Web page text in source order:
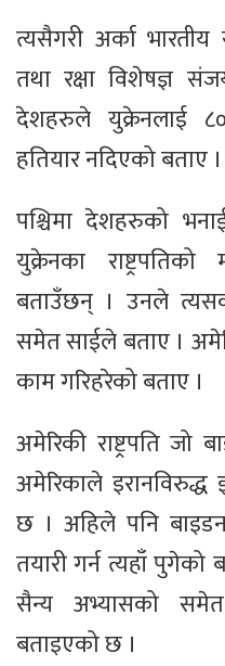
त्यसैगरी अर्का
तथा रक्षा विशेषज्ञ
देशहरुले युक्रेनलाई ८०
हतियार नदिएको बताए ।
पश्चिमा देशहरुको
युक्रेनका
बताउँछन् । उनले
समेत साईले बताए ।
काम गरिहरेको बताए ।
अमेरिकी राष्ट्रपति
अमेरिकाले
छ । अहिले पनि
तयारी गर्न त्यहाँ
सैन्य अभ्यासको
बताइएको छ ।